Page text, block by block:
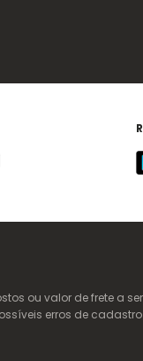
ou valor de frete a
erros de